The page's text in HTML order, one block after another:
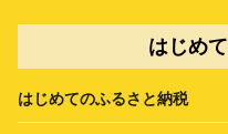
はじめ
はじめてのふるさと納税